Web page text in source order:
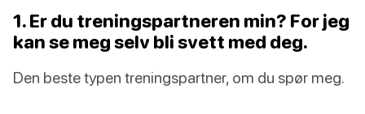
1. Er du treningspartneren min? For jeg
kan se meg selv bli svett med deg.
Den beste typen treningspartner, om du spør meg.